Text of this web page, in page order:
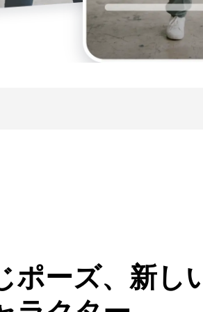
ポーズ、新し